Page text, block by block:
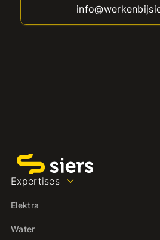
Expertises
Elektra
Water